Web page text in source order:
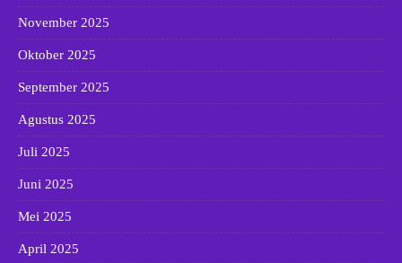
November 2025
Oktober 2025
September 2025
Agustus 2025
Juli 2025
Juni 2025
Mei 2025
April 2025